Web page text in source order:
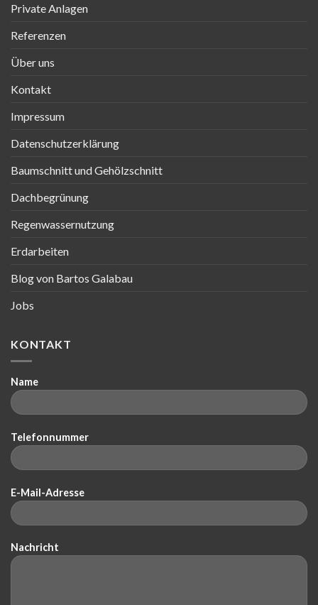
Private Anlagen
Referenzen
Über uns
Kontakt
Impressum
Datenschutzerklärung
Baumschnitt und Gehölzschnitt
Dachbegrünung
Regenwassernutzung
Erdarbeiten
Blog von Bartos Galabau
Jobs
KONTAKT
Name
Telefonnummer
E-Mail-Adresse
Nachricht